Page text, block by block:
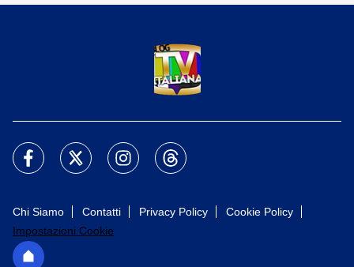
Chi Siamo Contatti Privacy Policy
Cookie Policy
Impostazioni Cookie